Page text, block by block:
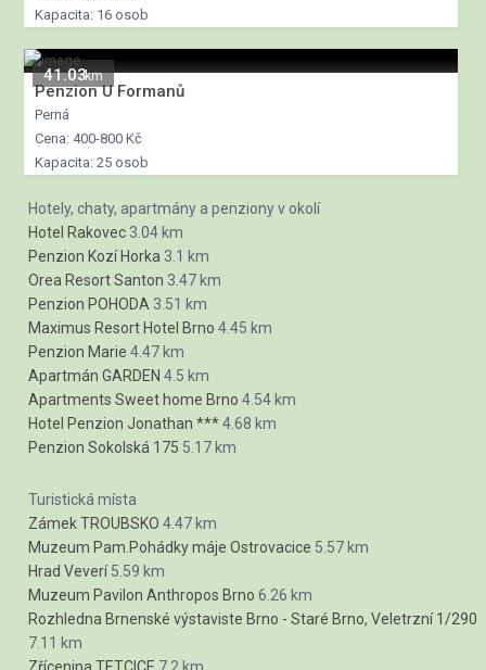
Kapacita: 16 osob
41.03km
Penzion U Formanů
Perná
Cena: 400-800 Kč
Kapacita: 25 osob
Hotely, chaty, apartmány a penziony v okolí
Hotel Rakovec 3.04 km
Penzion Kozí Horka 3.1 km
Orea Resort Santon 3.47 km
Penzion POHODA 3.51 km
Maximus Resort Hotel Brno 4.45 km
Penzion Marie 4.47 km
Apartmán GARDEN 4.5 km
Apartments Sweet home Brno 4.54 km
Hotel Penzion Jonathan ***4.68 km
Penzion Sokolská 175 5.17 km
Turistická místa
Zámek TROUBSKO 4.47 km
Muzeum Pam.Pohádky máje Ostrovacice 5.57 km
Hrad Veverí 5.59 km
Muzeum Pavilon Anthropos Brno 6.26 km
Rozhledna Brnenské výstaviste Brno - Staré Brno, Veletrzní 1/290
7.11 km